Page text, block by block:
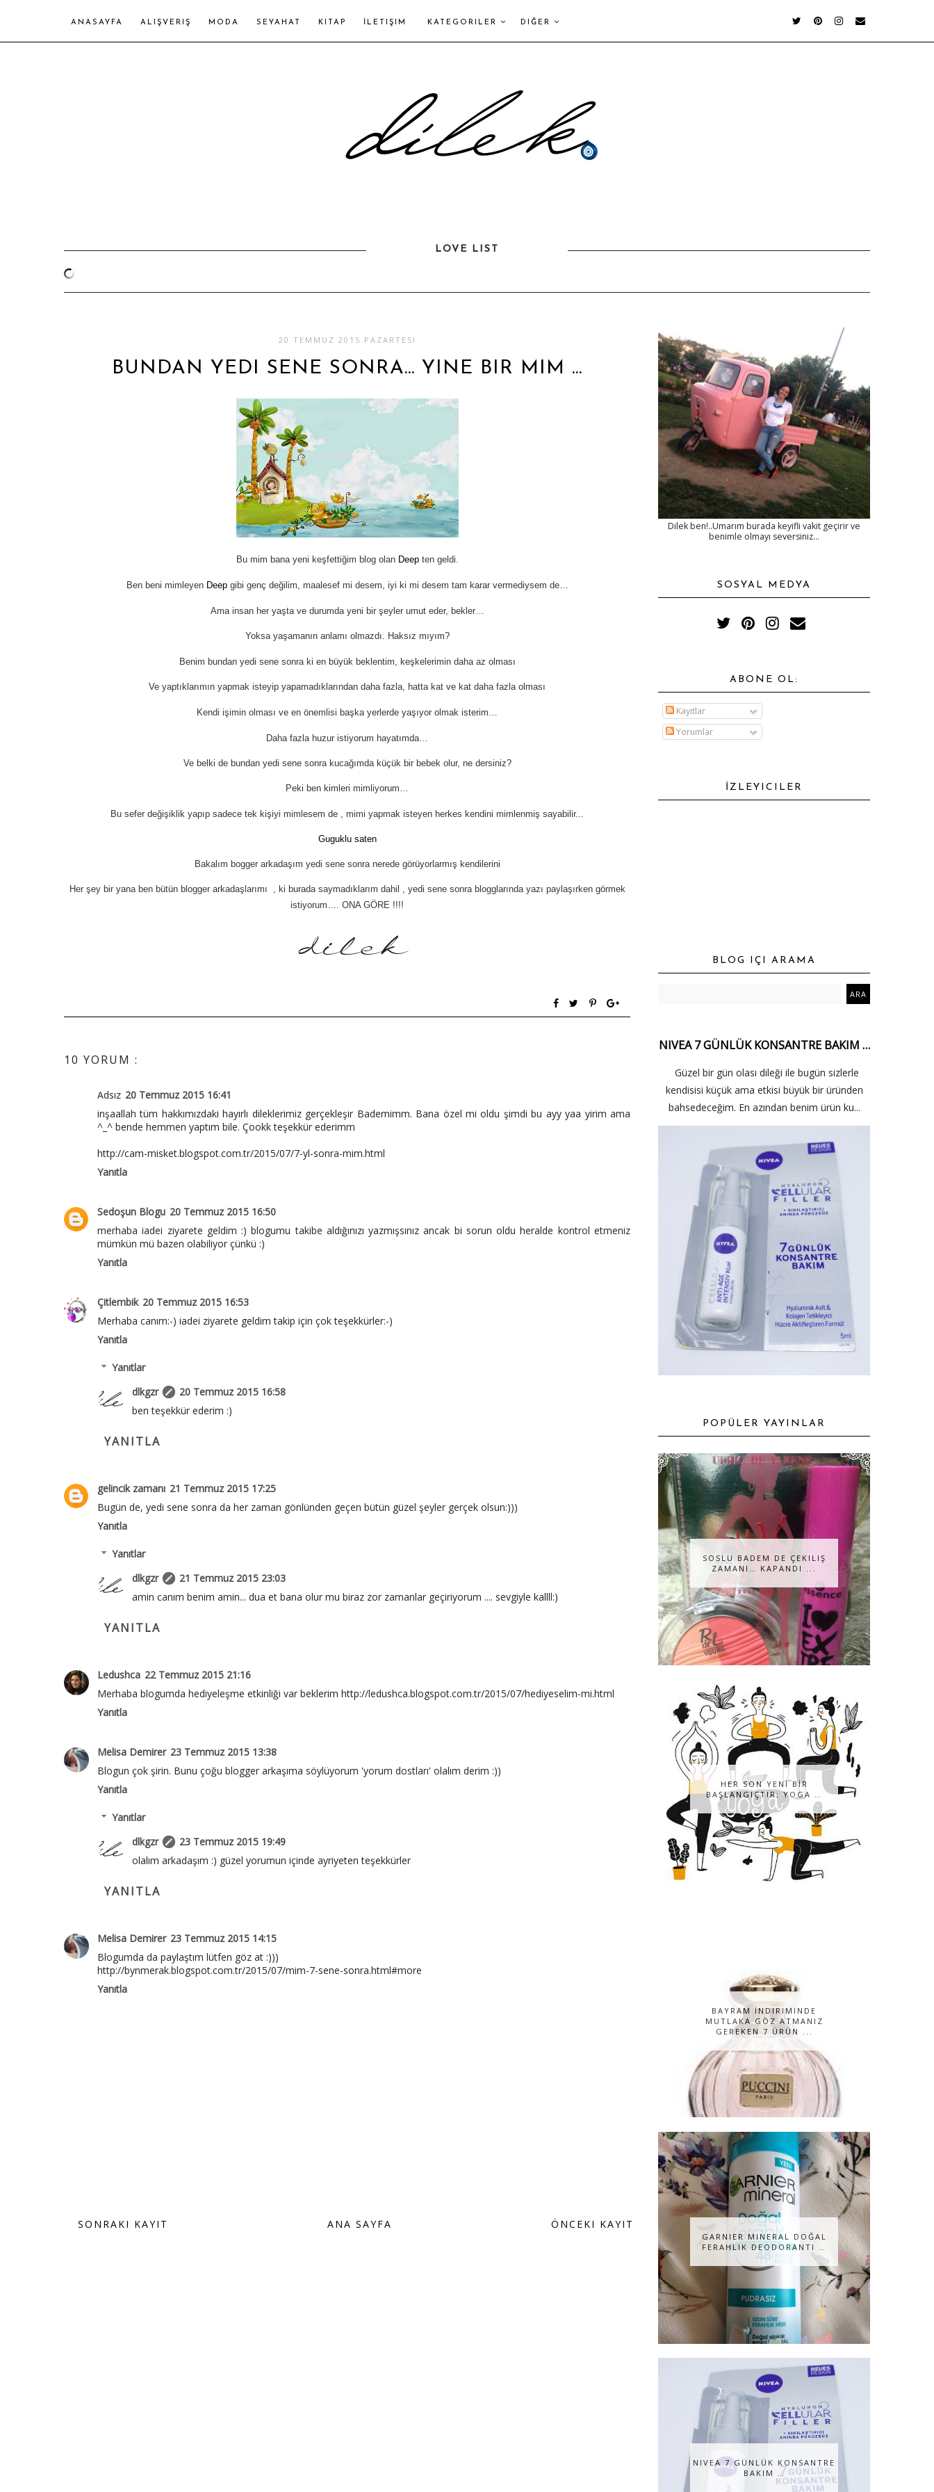
ANASAYFA ALIŞVERIŞ MODA SEYAHAT KITAP İLETIŞIM KATEGORILER DIĞER
LOVE LIST
20 TEMMUZ 2015 PAZARTESI
BUNDAN YEDI SENE SONRA… YINE BIR MIM …
Bu mim bana yeni keşfettiğim blog olan Deepten geldi.
Ben beni mimleyen Deepgibi genç değilim, maalesef mi desem, iyi ki mi desem tam karar vermediysem de…
Ama insan her yaşta ve durumda yeni bir şeyler umut eder, bekler…
Yoksa yaşamanın anlamı olmazdı. Haksız mıyım?
Benim bundan yedi sene sonra ki en büyük beklentim, keşkelerimin daha az olması
Ve yaptıklarımın yapmak isteyip yapamadıklarından daha fazla, hatta kat ve kat daha fazla olması
Kendi işimin olması ve en önemlisi başka yerlerde yaşıyor olmak isterim…
Daha fazla huzur istiyorum hayatımda…
Ve belki de bundan yedi sene sonra kucağımda küçük bir bebek olur, ne dersiniz?
Peki ben kimleri mimliyorum…
Bu sefer değişiklik yapıp sadece tek kişiyi mimlesem de , mimi yapmak isteyen herkes kendini mimlenmiş sayabilir...
Guguklu saten
Bakalım bogger arkadaşım yedi sene sonra nerede görüyorlarmış kendilerini
Her şey bir yana ben bütün blogger arkadaşlarımı , ki burada saymadıklarım dahil , yedi sene sonra blogglarında yazı paylaşırken görmek
istiyorum…. ONA GÖRE !!!!
10 YORUM :
Adsız 20 Temmuz 2015 16:41
inşaallah tüm hakkımızdaki hayırlı dileklerimiz gerçekleşir Bademimm. Bana özel mi oldu şimdi bu ayy yaa yirim ama
^_^ bende hemmen yaptım bile. Çookk teşekkür ederimm
http://cam-misket.blogspot.com.tr/2015/07/7-yl-sonra-mim.html
Yanıtla
Sedoşun Blogu 20 Temmuz 2015 16:50
merhaba iadei ziyarete geldim :) blogumu takibe aldığınızı yazmışsınız ancak bi sorun oldu heralde kontrol etmeniz
mümkün mü bazen olabiliyor çünkü :)
Yanıtla
Çitlembik 20 Temmuz 2015 16:53
Merhaba canım:-) iadei ziyarete geldim takip için çok teşekkürler:-)
Yanıtla
Yanıtlar
dlkgzr
20 Temmuz 2015 16:58
ben teşekkür ederim :)
YANITLA
gelincik zamanı 21 Temmuz 2015 17:25
Bugün de, yedi sene sonra da her zaman gönlünden geçen bütün güzel şeyler gerçek olsun:)))
Yanıtla
Yanıtlar
dlkgzr
21 Temmuz 2015 23:03
amin canım benim amin... dua et bana olur mu biraz zor zamanlar geçiriyorum .... sevgiyle kallll:)
YANITLA
Ledushca 22 Temmuz 2015 21:16
Merhaba blogumda hediyeleşme etkinliği var beklerim http://ledushca.blogspot.com.tr/2015/07/hediyeselim-mi.html
Yanıtla
Melisa Demirer 23 Temmuz 2015 13:38
Blogun çok şirin. Bunu çoğu blogger arkaşıma söylüyorum 'yorum dostları' olalım derim :))
Yanıtla
Yanıtlar
dlkgzr
23 Temmuz 2015 19:49
olalım arkadaşım :) güzel yorumun içinde ayriyeten teşekkürler
YANITLA
Melisa Demirer 23 Temmuz 2015 14:15
Blogumda da paylaştım lütfen göz at :)))
http://bynmerak.blogspot.com.tr/2015/07/mim-7-sene-sonra.html#more
Yanıtla
SONRAKI KAYIT ÖNCEKI KAYIT
ANA SAYFA
Dilek ben!..Umarım burada keyifli vakit geçirir ve
benimle olmayı seversiniz...
SOSYAL MEDYA
ABONE OL:
Kayıtlar
Yorumlar
İZLEYICILER
BLOG IÇI ARAMA
NIVEA 7 GÜNLÜK KONSANTRE BAKIM …
Güzel bir gün olası dileği ile bugün sizlerle
kendisisi küçük ama etkisi büyük bir üründen
bahsedeceğim. En azından benim ürün ku...
POPÜLER YAYINLAR
SOSLU BADEM DE ÇEKILIŞ
ZAMANI… KAPANDI ...
HER SON YENİ BİR
BAŞLANGIÇTIR; YOGA …
BAYRAM İNDIRIMINDE
MUTLAKA GÖZ ATMANIZ
GEREKEN 7 ÜRÜN ...
GARNIER MINERAL DOĞAL
FERAHLIK DEODORANTI …
NIVEA 7 GÜNLÜK KONSANTRE
BAKIM …